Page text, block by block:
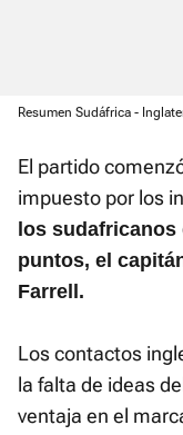
Resumen Sudáfrica -
El partido
impuesto por los
los
puntos, el
Farrell.
Los contactos
la falta de ideas
ventaja en el